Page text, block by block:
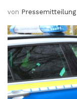
von Pressemitteilung